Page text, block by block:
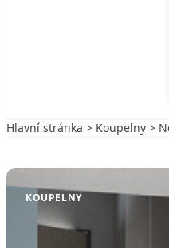
Hlavní stránka > Koupelny >
KOUPELNY